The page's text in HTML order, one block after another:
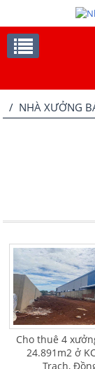
/ NHÀ XƯỞNG
Cho thuê 4
24.891m2 ở
Trạch,